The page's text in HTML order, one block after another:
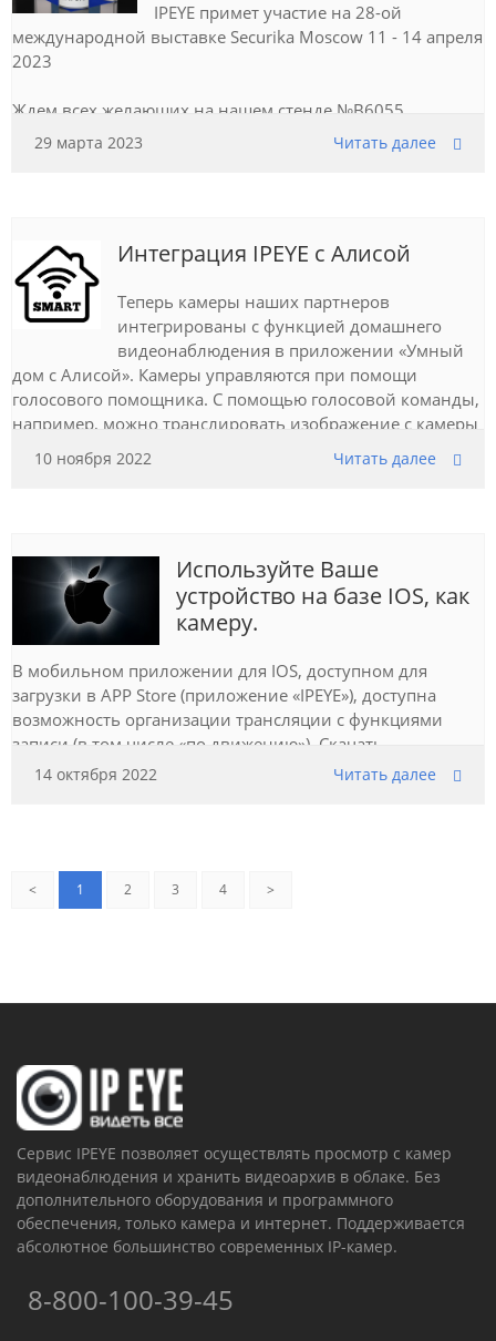
IPEYE примет участие на 28-ой
международной выставке Securika Moscow 11 - 14 апреля
2023
Ждем всех желающих на нашем стенде №B6055,
павильон 2, МВЦ «Крокус Экспо» Промокод для
получения бесплатного билета на
сайте выставки:
29 марта 2023 Читать далее
Интеграция IPEYE с Алисой
Теперь камеры наших партнеров
интегрированы с функцией домашнего
видеонаблюдения в приложении «Умный
дом с Алисой». Камеры управляются при помощи
голосового помощника. С помощью голосовой команды,
например, можно транслировать изображение с камеры
на устройство, работающее с «Яндекс Модуль», умный
телевизор «Яндекса» с Алисой, а также на телевизор со
10 ноября 2022 Читать далее
Используйте Ваше
устройство на базе IOS, как
камеру.
В мобильном приложении для IOS, доступном для
загрузки в APP Store (приложение «IPEYE»), доступна
возможность организации трансляции с функциями
записи (в том числе «по движению»). Скачать
инструкцию можно
14 октября 2022 Читать далее
< 1 2 3 4 >
Сервис IPEYE позволяет осуществлять просмотр с камер
видеонаблюдения и хранить видеоархив в облаке. Без
дополнительного оборудования и программного
обеспечения, только камера и интернет. Поддерживается
абсолютное большинство современных IP-камер.
8-800-100-39-45